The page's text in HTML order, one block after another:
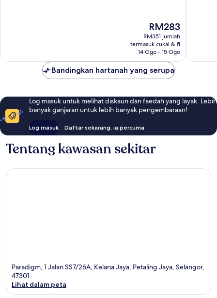
Harga
ialah
RM283
RM283
RM351 jumlah
termasuk cukai & fi
14 Ogo - 15 Ogo
Bandingkan hartanah yang serupa
Log masuk untuk melihat diskaun dan faedah yang layak. Lebih
banyak ganjaran untuk lebih banyak pengembaraan!
Log masuk Daftar sekarang, ia percuma
Tentang kawasan sekitar
Paradigm, 1 Jalan SS7/26A, Kelana Jaya, Petaling Jaya, Selangor,
47301
Lihat dalam peta